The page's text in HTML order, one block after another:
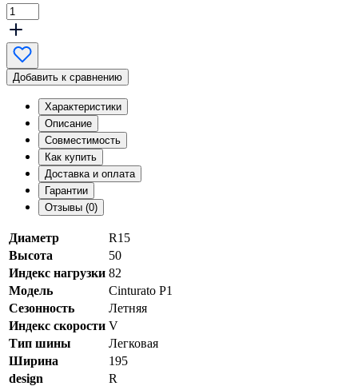
Добавить к сравнению
Характеристики
Описание
Совместимость
Как купить
Доставка и оплата
Гарантии
Отзывы (0)
Диаметр
R15
Высота
50
Индекс нагрузки 82
Модель
Cinturato P1
Сезонность
Летняя
Индекс скорости V
Тип шины
Легковая
Ширина
195
design
R